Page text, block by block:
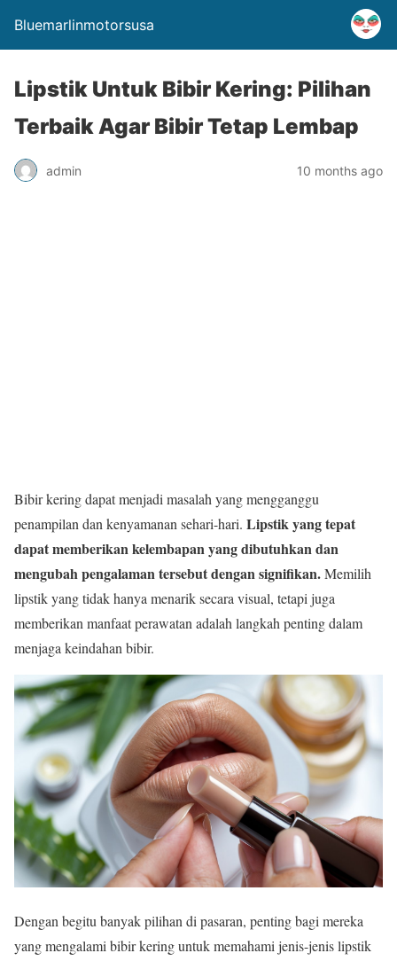
Bluemarlinmotorsusa
Lipstik Untuk Bibir Kering: Pilihan
Terbaik Agar Bibir Tetap Lembap
admin 10 months ago
Bibir kering dapat menjadi masalah yang mengganggu
penampilan dan kenyamanan sehari-hari. Lipstik yang tepat
dapat memberikan kelembapan yang dibutuhkan dan
mengubah pengalaman tersebut dengan signifikan.Memilih
lipstik yang tidak hanya menarik secara visual, tetapi juga
memberikan manfaat perawatan adalah langkah penting dalam
menjaga keindahan bibir.
Dengan begitu banyak pilihan di pasaran, penting bagi mereka
yang mengalami bibir kering untuk memahami jenis-jenis lipstik